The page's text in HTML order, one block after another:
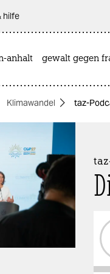
hilfe
anhalt gewalt gegen
Klimawandel taz-